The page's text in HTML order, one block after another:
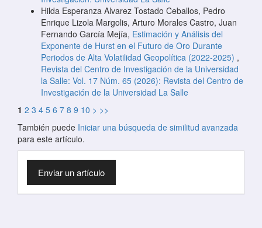
Hilda Esperanza Alvarez Tostado Ceballos, Pedro
Enrique Lizola Margolis, Arturo Morales Castro, Juan
Fernando García Mejía, Estimación y Análisis del
Exponente de Hurst en el Futuro de Oro Durante
Periodos de Alta Volatilidad Geopolítica (2022-2025) ,
Revista del Centro de Investigación de la Universidad
la Salle: Vol. 17 Núm. 65 (2026): Revista del Centro de
Investigación de la Universidad La Salle
1 2 3 4 5 6 7 8 9 10 > >>
También puede Iniciar una búsqueda de similitud avanzada
para este artículo.
Enviar
un
artículo
Enviar un artículo